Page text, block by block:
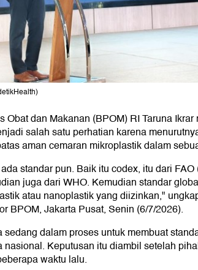
Obat dan Makanan (BPOM) RI Taruna
salah satu perhatian karena
aman cemaran mikroplastik dalam
standar pun. Baik itu codex, itu dari FAO
juga dari WHO. Kemudian standar
atau nanoplastik yang diizinkan,"
BPOM, Jakarta Pusat, Senin (6/7/2026).
dalam proses untuk membuat
Keputusan itu diambil setelah
waktu lalu.